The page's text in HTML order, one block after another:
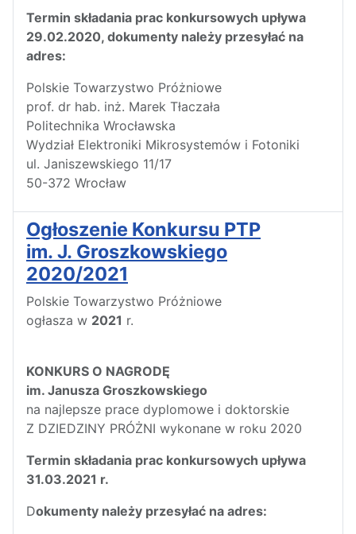
Termin składania prac konkursowych upływa
29.02.2020, dokumenty należy przesyłać na
adres:
Polskie Towarzystwo Próżniowe
prof. dr hab. inż. Marek Tłaczała
Politechnika Wrocławska
Wydział Elektroniki Mikrosystemów i Fotoniki
ul. Janiszewskiego 11/17
50-372 Wrocław
Ogłoszenie Konkursu PTP
im. J. Groszkowskiego
2020/2021
Polskie Towarzystwo Próżniowe
ogłasza w 2021 r.
KONKURS O NAGRODĘ
im. Janusza Groszkowskiego
na najlepsze prace dyplomowe i doktorskie
Z DZIEDZINY PRÓŻNI wykonane w roku 2020
Termin składania prac konkursowych upływa
31.03.2021 r.
Dokumenty należy przesyłać na adres: